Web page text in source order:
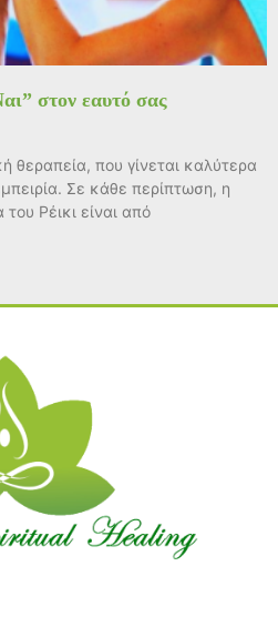
στον εαυτό σας
θεραπεία, που γίνεται καλύτερα
Σε κάθε περίπτωση, η
Ρέικι είναι από